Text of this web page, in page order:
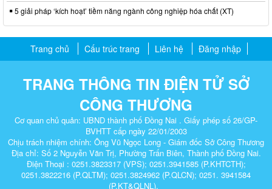
5 giải pháp ‘kích hoạt’ tiềm năng ngành công nghiệp hóa chất (XT)
Trang chủ Cấu trúc trang Liên hệ Đăng nhập
TRANG THÔNG TIN ĐIỆN TỬ SỞ
CÔNG THƯƠNG
Cơ quan chủ quản: UBND thành phố Đồng Nai . Giấy phép số 26/GP-
BVHTT cấp ngày 22/01/2003
Chịu trách nhiệm chính: Ông Vũ Ngọc Long - Giám đốc Sở Công Thương
Địa chỉ: Số 2 Nguyễn Văn Trị, Phường Trấn Biên, Thành phố Đồng Nai.
Điện Thoại : 0251.3823317 (VPS); 0251.3941585 (P.KHTCTH);
0251.3822216 (P.QLTM); 0251.3824962 (P.QLCN); 0251. 3941584
(P.KT&QLNL).